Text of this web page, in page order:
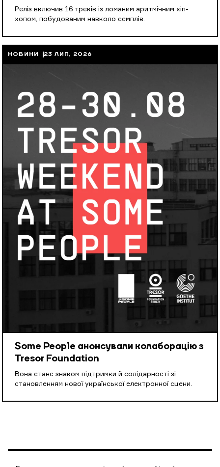
Реліз включив 16 треків із ломаним аритмічним хіп-
хопом, побудованим навколо семплів.
НОВИНИ 23 ЛИП, 2026
Some People анонсували колаборацію з
Tresor Foundation
Вона стане знаком підтримки й солідарності зі
становленням нової української електронної сцени.